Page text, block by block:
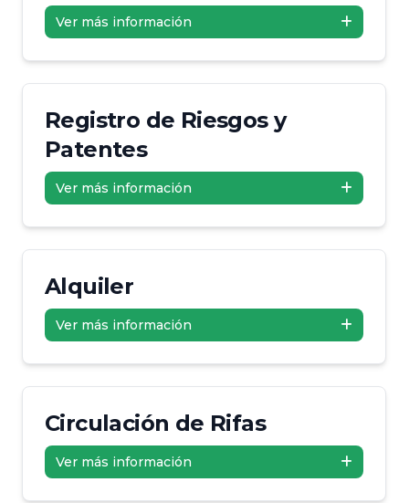
Ver más información
Registro de Riesgos y
Patentes
Ver más información
Alquiler
Ver más información
Circulación de Rifas
Ver más información